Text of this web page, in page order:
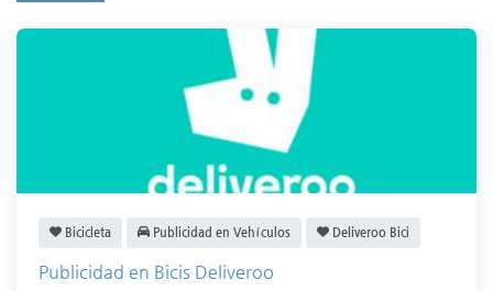
Bicicleta Publicidad en Vehículos Deliveroo Bici
Publicidad en Bicis Deliveroo